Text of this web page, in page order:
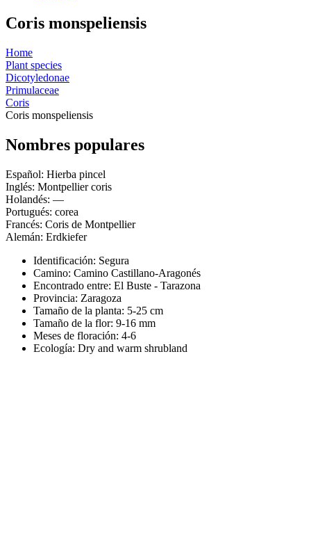
Coris monspeliensis
Home
Plant species
Dicotyledonae
Primulaceae
Coris
Coris monspeliensis
Nombres populares
Español: Hierba pincel
Inglés: Montpellier coris
Holandés: —
Portugués: corea
Francés: Coris de Montpellier
Alemán: Erdkiefer
Identificación: Segura
Camino: Camino Castillano-Aragonés
Encontrado entre: El Buste - Tarazona
Provincia: Zaragoza
Tamaño de la planta: 5-25 cm
Tamaño de la flor: 9-16 mm
Meses de floración: 4-6
Ecología: Dry and warm shrubland